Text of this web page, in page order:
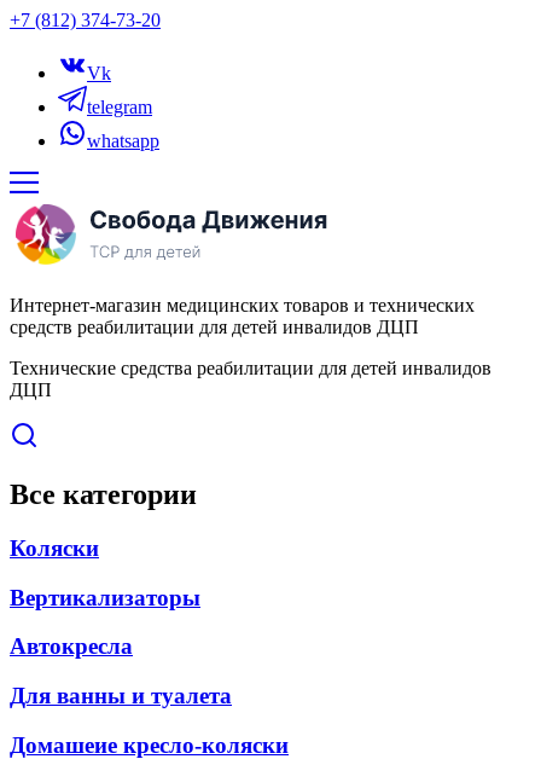
+7 (812) 374-73-20
Vk
telegram
whatsapp
Интернет-магазин медицинских товаров и технических
средств реабилитации для детей инвалидов ДЦП
Технические средства реабилитации для детей инвалидов
ДЦП
Все категории
Коляски
Вертикализаторы
Автокресла
Для ванны и туалета
Домашеие кресло-коляски